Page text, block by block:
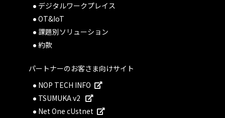
デジタルワークプレイス
OT&IoT
課題別ソリューション
約款
パートナーのお客さま向けサイト
NOP TECH INFO
TSUMUKA v2
Net One cUstnet